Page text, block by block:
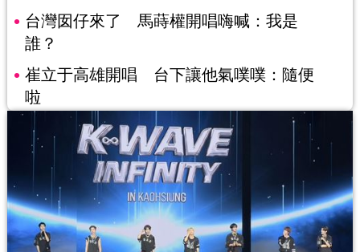
台灣囡仔來了 馬蒔權開唱嗨喊：我是
誰？
崔立于高雄開唱 台下讓他氣噗噗：隨便
啦